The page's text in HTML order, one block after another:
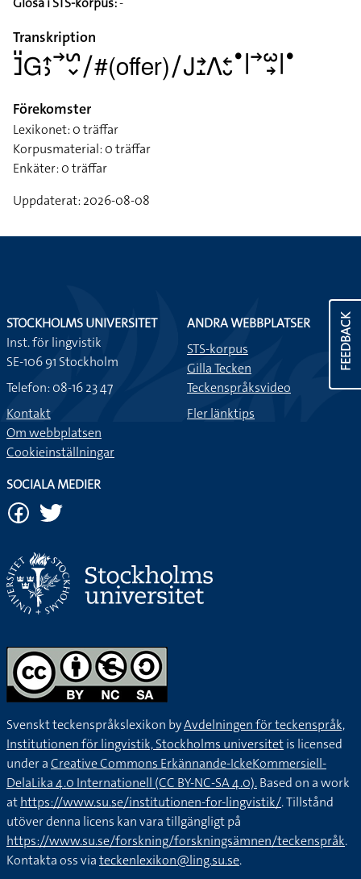
Transkription
􌤔􌤺􌤦􌤴􌤶􌥣􌥲􌦀􌥠#(offer)􌥠􌤢􌥔􌤸􌤣􌥓􌤷􌤟􌥼􌥣􌥱􌥽􌥼􌤟
Förekomster
Lexikonet: 0 träffar
Korpusmaterial: 0 träffar
Enkäter: 0 träffar
Uppdaterat: 2026-08-08
FEEDBACK
STOCKHOLMS UNIVERSITET
Inst. för lingvistik
SE-106 91 Stockholm
Telefon: 08-16 23 47
Kontakt
Om webbplatsen
Cookieinställningar
ANDRA WEBBPLATSER
STS-korpus
Gilla Tecken
Teckenspråksvideo
Fler länktips
SOCIALA MEDIER
Svenskt teckenspråkslexikon byAvdelningen för teckenspråk,
Institutionen för lingvistik, Stockholms universitetis licensed
under aCreative Commons Erkännande-IckeKommersiell-
DelaLika 4.0 Internationell (CC BY-NC-SA 4.0).Based on a work
athttps://www.su.se/institutionen-for-lingvistik/. Tillstånd
utöver denna licens kan vara tillgängligt på
https://www.su.se/forskning/forskningsämnen/teckenspråk.
Kontakta oss viateckenlexikon@ling.su.se.